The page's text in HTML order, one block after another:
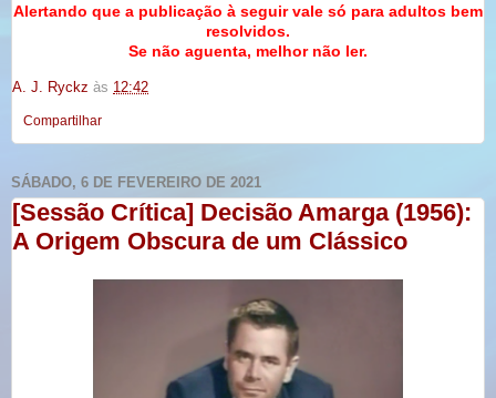
Alertando que a publicação à seguir vale só para adultos bem
resolvidos.
Se não aguenta, melhor não ler.
A. J. Ryckz às 12:42
Compartilhar
SÁBADO, 6 DE FEVEREIRO DE 2021
[Sessão Crítica] Decisão Amarga (1956):
A Origem Obscura de um Clássico